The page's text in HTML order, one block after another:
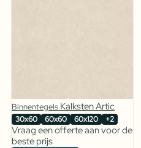
Binnentegels Kalksten Artic
30x60 60x60 60x120 +2
Vraag een offerte aan voor de
beste prijs